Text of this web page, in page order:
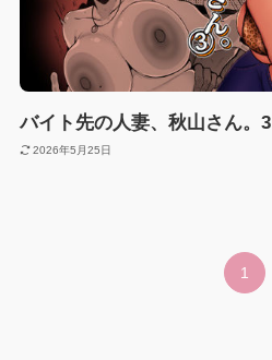
バイト先の人妻、秋山さん。3
2026年5月25日
1